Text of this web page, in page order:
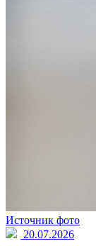
Источник фото
20.07.2026